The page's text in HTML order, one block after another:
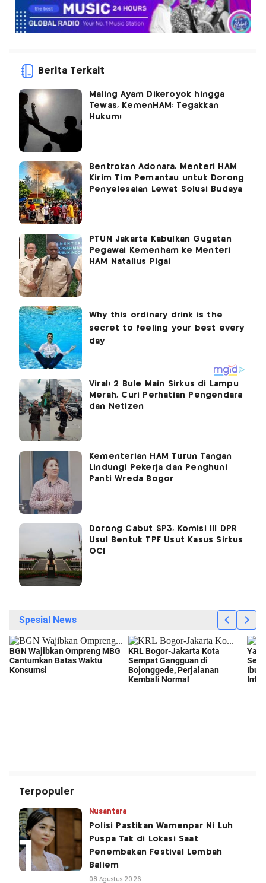
Berita Terkait
Maling Ayam Dikeroyok hingga
Tewas, KemenHAM: Tegakkan
Hukum!
Bentrokan Adonara, Menteri HAM
Kirim Tim Pemantau untuk Dorong
Penyelesaian Lewat Solusi Budaya
PTUN Jakarta Kabulkan Gugatan
Pegawai Kemenham ke Menteri
HAM Natalius Pigai
Viral! 2 Bule Main Sirkus di Lampu
Merah, Curi Perhatian Pengendara
dan Netizen
Kementerian HAM Turun Tangan
Lindungi Pekerja dan Penghuni
Panti Wreda Bogor
Dorong Cabut SP3, Komisi III DPR
Usul Bentuk TPF Usut Kasus Sirkus
OCI
Terpopuler
Nusantara
Polisi Pastikan Wamenpar Ni Luh
Puspa Tak di Lokasi Saat
Penembakan Festival Lembah
Baliem
08 Agustus 2026